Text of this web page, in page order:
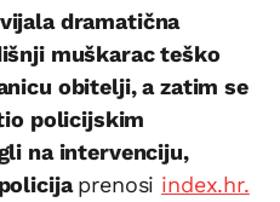
dramatična
muškarac teško
obitelji, a zatim se
policijskim
na intervenciju,
prenosi index.hr.